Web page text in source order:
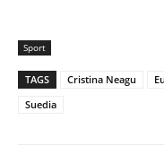
Sport
TAGS Cristina Neagu
Suedia